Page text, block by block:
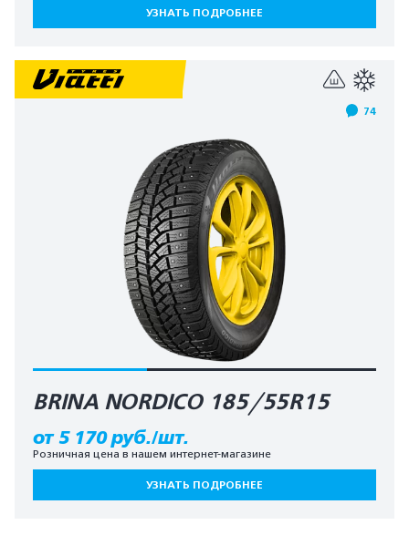
УЗНАТЬ ПОДРОБНЕЕ
74
BRINA NORDICO 185/55R15
от 5 170 руб./шт.
Розничная цена в нашем интернет-магазине
УЗНАТЬ ПОДРОБНЕЕ